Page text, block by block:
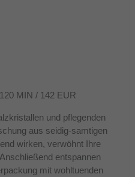
MIN / 142 EUR
und pflegenden
aus seidig-samtigen
wirken, verwöhnt Ihre
entspannen
mit wohltuenden